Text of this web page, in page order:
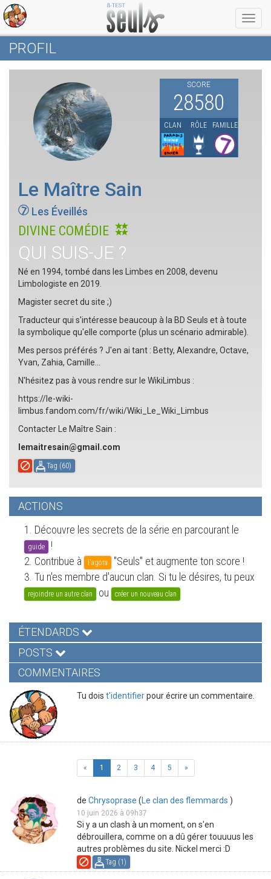
Menu
PROFIL
SCORE
28580
CLAN RÔLE FAMILLE
Le Maître Sain
Les Éveillés
DIVINE COMÉDIE
QUI SUIS-JE ?
Né en 1994, tombé dans les Limbes en 2008, devenu
Limbologiste en 2019.
Magister secret du site ;)
Traducteur qui s'intéresse beaucoup à la BD Seuls et à toute
la symbolique qu'elle comporte (plus un scénario admirable).
Mes persos préférés ? J'en ai tant : Betty, Alexandre, Octave,
Yvan, Zahia, Camille...
N'hésitez pas à vous rendre sur le WikiLimbus :
https://le-wiki-
limbus.fandom.com/fr/wiki/Wiki_Le_Wiki_Limbus
Contacter Le Maître Sain :
lemaitresain@gmail.com
Tag (60)
ACTIONS
1. Découvre les secrets de la série en parcourant le
guide
!
2. Contribue à
l'agora
"Seuls" et augmente ton score !
3. Tu n'es membre d'aucun clan. Si tu le désires, tu peux
rejoindre un autre clan ou créer un nouveau clan
ÉTENDARDS
POSTS
COMMENTAIRES
Tu dois t'identifierpour écrire un commentaire.
« 1 2 3 4 5 »
de Chrysoprase (Le clan des flemmards )
10 juin 2026 à 09h37
Si y a un clash à un moment, on s'en
débrouillera, comme on a dû gérer touuuus les
autres problèmes du site. Nickel merci :D
Tag (1)